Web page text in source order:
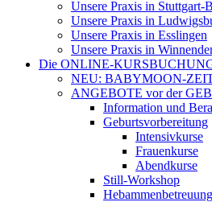
Unsere Praxis in Stuttgart-
Unsere Praxis in
Unsere Praxis in Esslingen
Unsere Praxis in
Die ONLINE-
NEU: BABYMOON-
ANGEBOTE vor der
Information und
Geburtsvorbereitung
Intensivkurse
Frauenkurse
Abendkurse
Still-Workshop
Hebammenbetreuung